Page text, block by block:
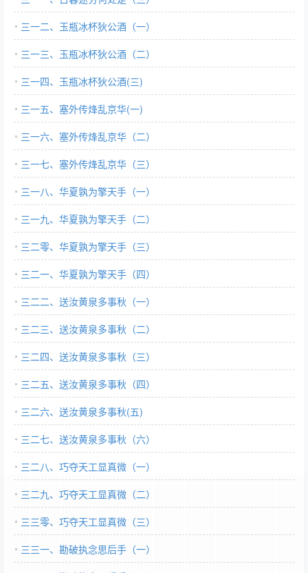
三一二、玉瓶冰杯狄公酒（一）
三一三、玉瓶冰杯狄公酒（二）
三一四、玉瓶冰杯狄公酒(三)
三一五、塞外传烽乱京华(一)
三一六、塞外传烽乱京华（二）
三一七、塞外传烽乱京华（三）
三一八、华夏孰为擎天手（一）
三一九、华夏孰为擎天手（二）
三二零、华夏孰为擎天手（三）
三二一、华夏孰为擎天手（四）
三二二、送汝黄泉多事秋（一）
三二三、送汝黄泉多事秋（二）
三二四、送汝黄泉多事秋（三）
三二五、送汝黄泉多事秋（四）
三二六、送汝黄泉多事秋(五)
三二七、送汝黄泉多事秋（六）
三二八、巧夺天工显真微（一）
三二九、巧夺天工显真微（二）
三三零、巧夺天工显真微（三）
三三一、勘破执念思后手（一）